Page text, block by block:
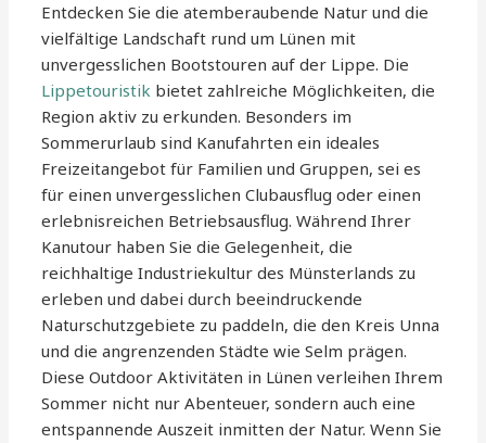
Entdecken Sie die atemberaubende Natur und die
vielfältige Landschaft rund um Lünen mit
unvergesslichen Bootstouren auf der Lippe. Die
Lippetouristik bietet zahlreiche Möglichkeiten, die
Region aktiv zu erkunden. Besonders im
Sommerurlaub sind Kanufahrten ein ideales
Freizeitangebot für Familien und Gruppen, sei es
für einen unvergesslichen Clubausflug oder einen
erlebnisreichen Betriebsausflug. Während Ihrer
Kanutour haben Sie die Gelegenheit, die
reichhaltige Industriekultur des Münsterlands zu
erleben und dabei durch beeindruckende
Naturschutzgebiete zu paddeln, die den Kreis Unna
und die angrenzenden Städte wie Selm prägen.
Diese Outdoor Aktivitäten in Lünen verleihen Ihrem
Sommer nicht nur Abenteuer, sondern auch eine
entspannende Auszeit inmitten der Natur. Wenn Sie